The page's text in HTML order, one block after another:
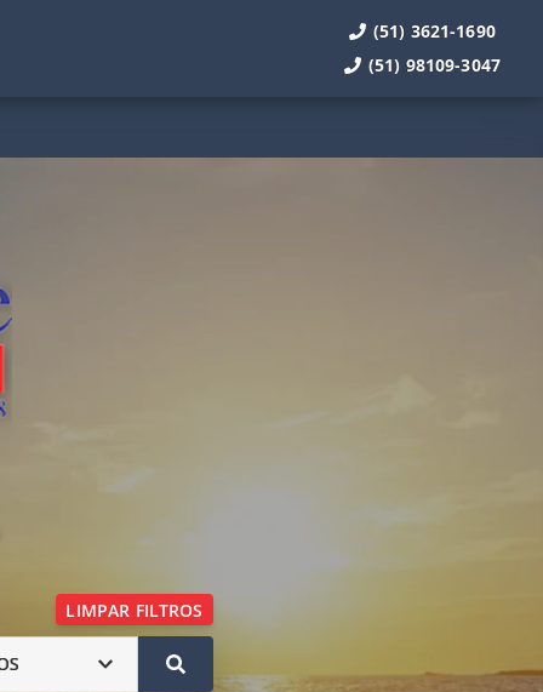
(51) 3621-1690
(51) 98109-3047
LIMPAR FILTROS